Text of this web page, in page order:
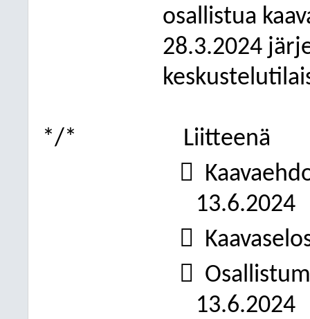
osallistua
28.3.2024
*/* Liitteenä

13.6.2024


13.6.2024